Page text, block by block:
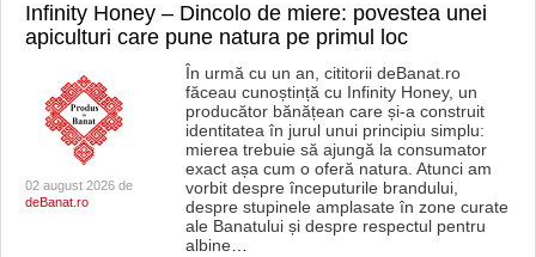
Infinity Honey – Dincolo de miere: povestea unei
apiculturi care pune natura pe primul loc
02 august 2026 de
deBanat.ro
În urmă cu un an, cititorii deBanat.ro
făceau cunoștință cu Infinity Honey, un
producător bănățean care și-a construit
identitatea în jurul unui principiu simplu:
mierea trebuie să ajungă la consumator
exact așa cum o oferă natura. Atunci am
vorbit despre începuturile brandului,
despre stupinele amplasate în zone curate
ale Banatului și despre respectul pentru
albine…